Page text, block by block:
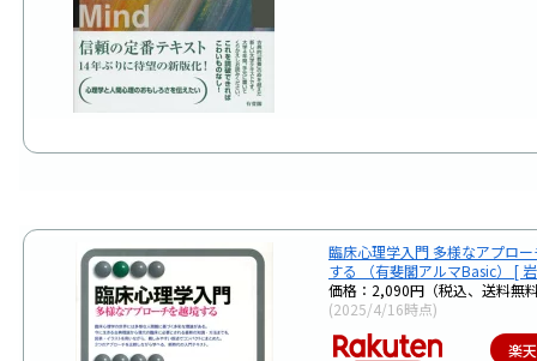
臨床心理学入門 多様なアプロ
する （有斐閣アルマBasic） [
価格：2,090円（税込、送料無
(2025/4/16時点)
楽